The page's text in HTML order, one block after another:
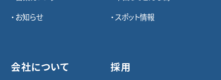
お知らせ
会社について
スポット情報
採用